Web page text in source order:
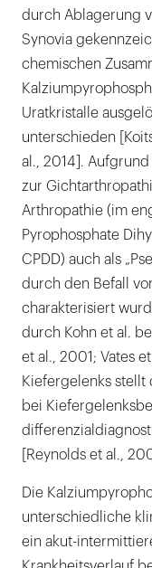
durch Ablagerung
Synovia
chemischen
Uratkristalle
unterschieden
al., 2014].
zur
Arthropathie (im
Pyrophosphate
CPDD) auch als
durch den Befall
charakterisiert
durch Kohn et al.
et al., 2001; Vates
Kiefergelenks stellt
bei
[Reynolds et al.,
Die
unterschiedliche
ein akut-